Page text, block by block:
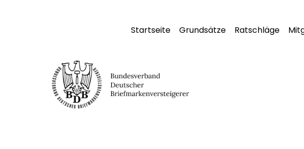
Startseite Grundsätze Ratschläge